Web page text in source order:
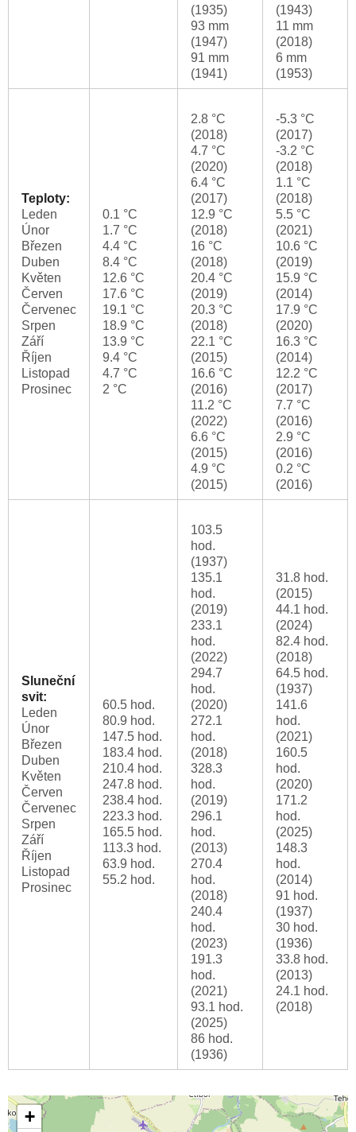
(1935)
93 mm
(1947)
91 mm
(1941)
(1943)
11 mm
(2018)
6 mm
(1953)
Teploty:
Leden
Únor
Březen
Duben
Květen
Červen
Červenec
Srpen
Září
Říjen
Listopad
Prosinec
0.1 °C
1.7 °C
4.4 °C
8.4 °C
12.6 °C
17.6 °C
19.1 °C
18.9 °C
13.9 °C
9.4 °C
4.7 °C
2 °C
2.8 °C
(2018)
4.7 °C
(2020)
6.4 °C
(2017)
12.9 °C
(2018)
16 °C
(2018)
20.4 °C
(2019)
20.3 °C
(2018)
22.1 °C
(2015)
16.6 °C
(2016)
11.2 °C
(2022)
6.6 °C
(2015)
4.9 °C
(2015)
-5.3 °C
(2017)
-3.2 °C
(2018)
1.1 °C
(2018)
5.5 °C
(2021)
10.6 °C
(2019)
15.9 °C
(2014)
17.9 °C
(2020)
16.3 °C
(2014)
12.2 °C
(2017)
7.7 °C
(2016)
2.9 °C
(2016)
0.2 °C
(2016)
Sluneční
svit:
Leden
Únor
Březen
Duben
Květen
Červen
Červenec
Srpen
Září
Říjen
Listopad
Prosinec
60.5 hod.
80.9 hod.
147.5 hod.
183.4 hod.
210.4 hod.
247.8 hod.
238.4 hod.
223.3 hod.
165.5 hod.
113.3 hod.
63.9 hod.
55.2 hod.
103.5
hod.
(1937)
135.1
hod.
(2019)
233.1
hod.
(2022)
294.7
hod.
(2020)
272.1
hod.
(2018)
328.3
hod.
(2019)
296.1
hod.
(2013)
270.4
hod.
(2018)
240.4
hod.
(2023)
191.3
hod.
(2021)
93.1 hod.
(2025)
86 hod.
(1936)
31.8 hod.
(2015)
44.1 hod.
(2024)
82.4 hod.
(2018)
64.5 hod.
(1937)
141.6
hod.
(2021)
160.5
hod.
(2020)
171.2
hod.
(2025)
148.3
hod.
(2014)
91 hod.
(1937)
30 hod.
(1936)
33.8 hod.
(2013)
24.1 hod.
(2018)
+